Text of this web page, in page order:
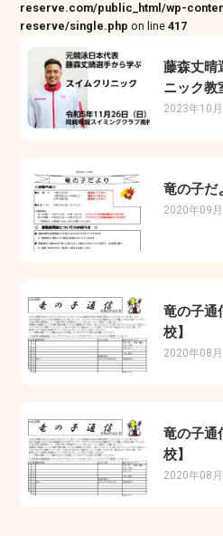
reserve.com/public_html/wp-
reserve/single.php on line417
藤森丈晴
ニック教
2023年10
竜の子
2020年09
竜の子
校】
2020年08
竜の子
校】
2020年08